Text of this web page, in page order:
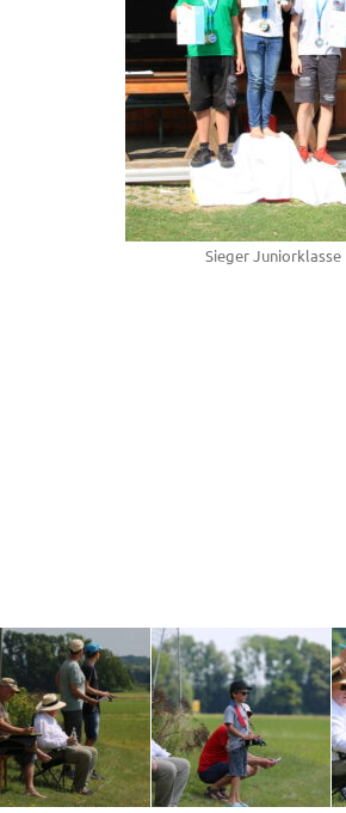
Sieger Juniorklasse